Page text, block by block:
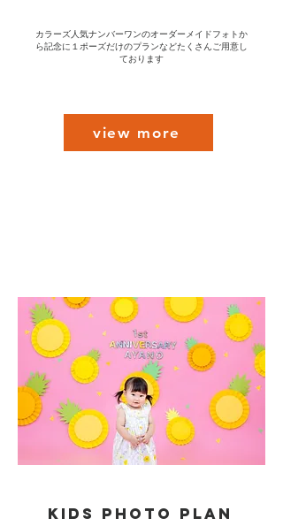
​カラーズ人気ナンバーワンのオーダーメイドフォトか
ら記念に１ポーズだけのプランなどたくさんご用意し
ております
view more
KIDS​ PHOTO PLAN